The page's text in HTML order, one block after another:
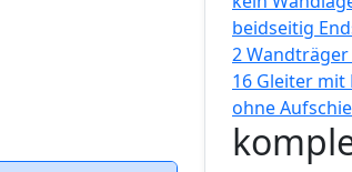
beidseitig
2 Wandträger
16 Gleiter mit
ohne